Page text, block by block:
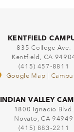
KENTFIELD
835 College Ave.
Kentfield, CA
(415) 457-8811
Google Map
INDIAN VALLEY
1800 Ignacio Blvd.
Novato, CA 94949
(415) 883-2211